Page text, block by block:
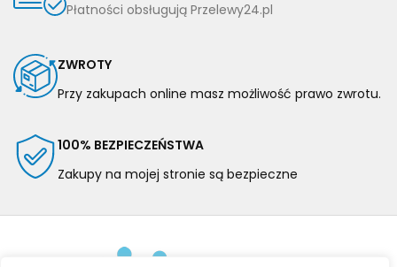
Płatności obsługują Przelewy24.pl
ZWROTY
Przy zakupach online masz możliwość prawo zwrotu.
100% BEZPIECZEŃSTWA
Zakupy na mojej stronie są bezpieczne